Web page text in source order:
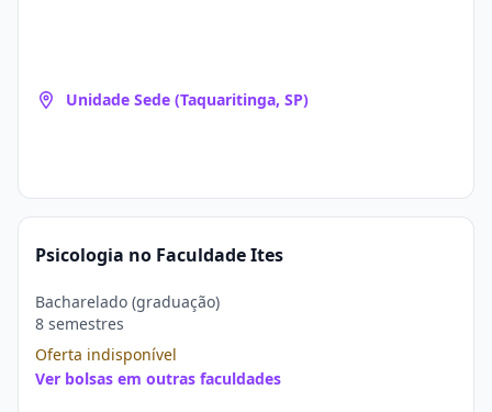
Unidade Sede (Taquaritinga, SP)
Psicologia no Faculdade Ites
Bacharelado (graduação)
8 semestres
Oferta indisponível
Ver bolsas em outras faculdades